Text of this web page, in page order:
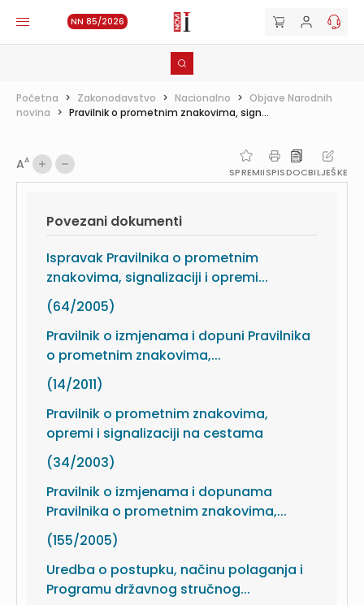
NN 85/2026
Početna > Zakonodavstvo > Nacionalno > Objave Narodnih
novina > Pravilnik o prometnim znakovima, sign...
AA
SPREMIISPISDOCBILJEŠKE
Povezani dokumenti
Ispravak Pravilnika o prometnim
znakovima, signalizaciji i opremi...
(64/2005)
Pravilnik o izmjenama i dopuni Pravilnika
o prometnim znakovima,...
(14/2011)
Pravilnik o prometnim znakovima,
opremi i signalizaciji na cestama
(34/2003)
Pravilnik o izmjenama i dopunama
Pravilnika o prometnim znakovima,...
(155/2005)
Uredba o postupku, načinu polaganja i
Programu državnog stručnog...